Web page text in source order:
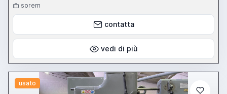
sorem
contatta
vedi di più
usato